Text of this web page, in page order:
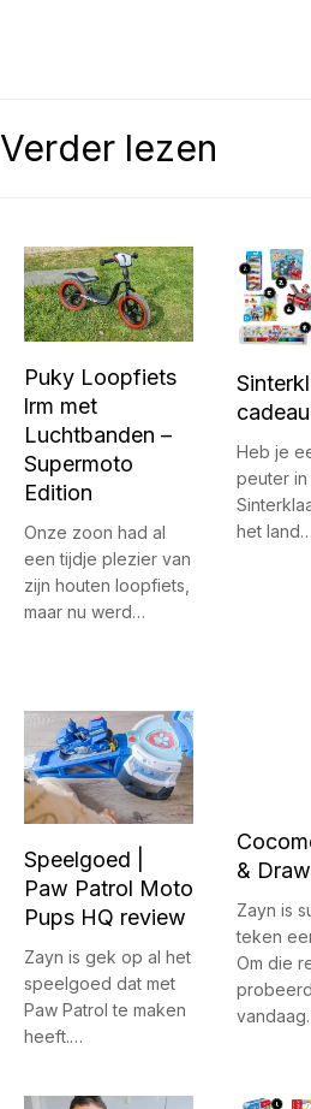
Verder lezen
Puky Loopfiets
lrm met
Luchtbanden –
Supermoto
Edition
Onze zoon had al
een tijdje plezier van
zijn houten loopfiets,
maar nu werd…
Heb je
peuter in
het
Speelgoed |
Paw Patrol Moto
Pups HQ review
Zayn is gek op al het
speelgoed dat met
Paw Patrol te maken
heeft.…
&
Zayn is
teken
Om die